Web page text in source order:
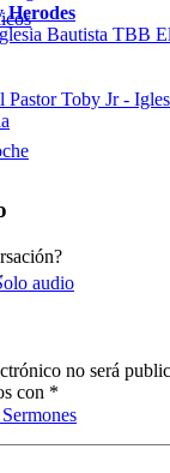
audio
Herodes
no será
con *